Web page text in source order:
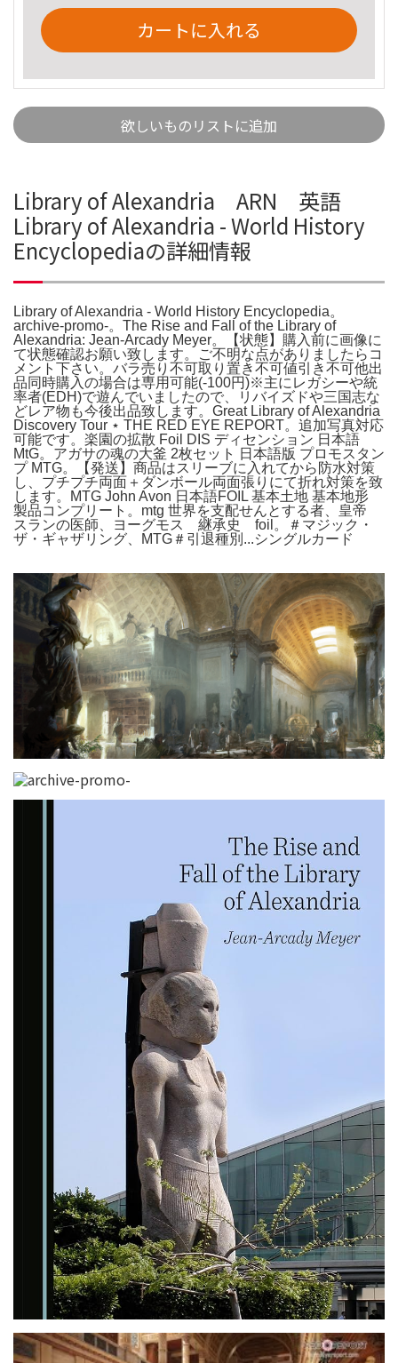
カートに入れる
欲しいものリストに追加
Library of Alexandria ARN 英語
Library of Alexandria - World History
Encyclopediaの詳細情報
Library of Alexandria - World History Encyclopedia。
archive-promo-。The Rise and Fall of the Library of
Alexandria: Jean-Arcady Meyer。【状態】購入前に画像に
て状態確認お願い致します。ご不明な点がありましたらコ
メント下さい。バラ売り不可取り置き不可値引き不可他出
品同時購入の場合は専用可能(-100円)※主にレガシーや統
率者(EDH)で遊んでいましたので、リバイズドや三国志な
どレア物も今後出品致します。Great Library of Alexandria
Discovery Tour ⋆ THE RED EYE REPORT。追加写真対応
可能です。楽園の拡散 Foil DIS ディセンション 日本語
MtG。アガサの魂の大釜 2枚セット 日本語版 プロモスタン
プ MTG。【発送】商品はスリーブに入れてから防水対策
し、プチプチ両面＋ダンボール両面張りにて折れ対策を致
します。MTG John Avon 日本語FOIL 基本土地 基本地形
製品コンプリート。mtg 世界を支配せんとする者、皇帝
スランの医師、ヨーグモス 継承史 foil。＃マジック・
ザ・ギャザリング、MTG＃引退種別...シングルカード